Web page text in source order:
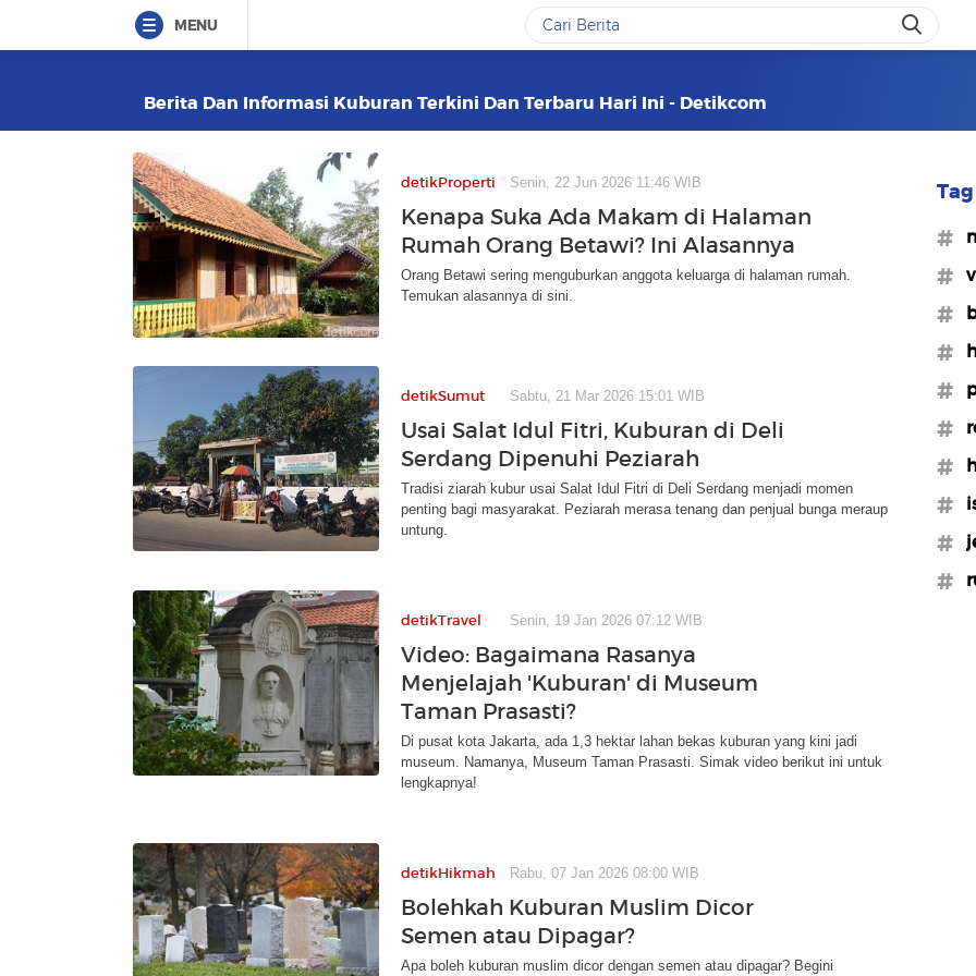
MENU
Berita Dan Informasi Kuburan Terkini Dan Terbaru Hari Ini - Detikcom
detikProperti Senin, 22 Jun 2026 11:46 WIB
Kenapa Suka Ada Makam di Halaman
Rumah Orang Betawi? Ini Alasannya
Orang Betawi sering menguburkan anggota keluarga di halaman rumah.
Temukan alasannya di sini.
detikSumut Sabtu, 21 Mar 2026 15:01 WIB
Usai Salat Idul Fitri, Kuburan di Deli
Serdang Dipenuhi Peziarah
Tradisi ziarah kubur usai Salat Idul Fitri di Deli Serdang menjadi momen
penting bagi masyarakat. Peziarah merasa tenang dan penjual bunga meraup
untung.
detikTravel Senin, 19 Jan 2026 07:12 WIB
Video: Bagaimana Rasanya
Menjelajah 'Kuburan' di Museum
Taman Prasasti?
Di pusat kota Jakarta, ada 1,3 hektar lahan bekas kuburan yang kini jadi
museum. Namanya, Museum Taman Prasasti. Simak video berikut ini untuk
lengkapnya!
detikHikmah Rabu, 07 Jan 2026 08:00 WIB
Bolehkah Kuburan Muslim Dicor
Semen atau Dipagar?
Apa boleh kuburan muslim dicor dengan semen atau dipagar? Begini